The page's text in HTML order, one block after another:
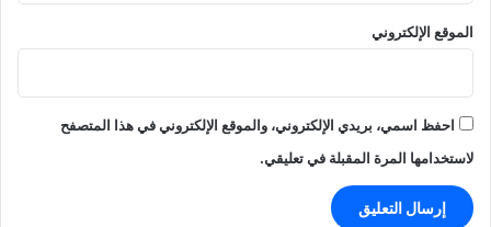
الموقع الإلكتروني
احفظ اسمي، بريدي الإلكتروني، والموقع الإلكتروني في هذا المتصفح
لاستخدامها المرة المقبلة في تعليقي.